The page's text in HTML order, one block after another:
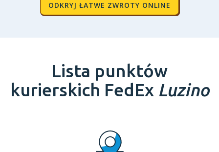
ODKRYJ ŁATWE ZWROTY ONLINE
Lista punktów
kurierskich FedEx Luzino